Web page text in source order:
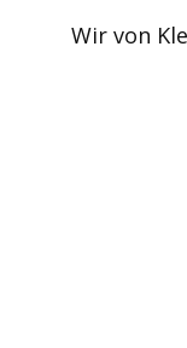
Wir von